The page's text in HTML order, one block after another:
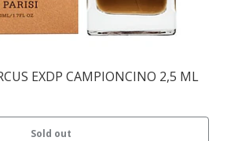
EXDP CAMPIONCINO 2,5 ML
Sold out